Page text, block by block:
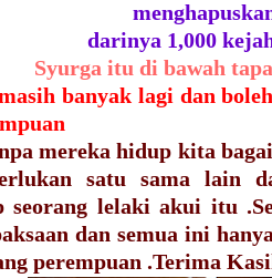
darinya 1,000
Syurga itu di bawah
banyak lagi dan
mereka hidup kita
satu sama lain
seorang lelaki akui itu
dan semua ini
perempuan .Terima